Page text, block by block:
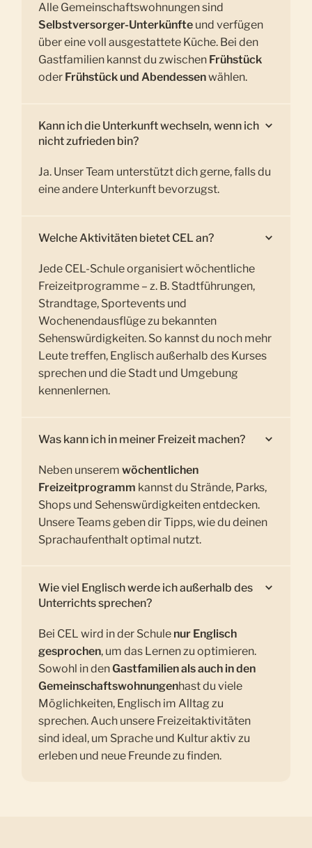
Alle Gemeinschaftswohnungen sind
Selbstversorger-Unterkünfte und verfügen
über eine voll ausgestattete Küche. Bei den
Gastfamilien kannst du zwischen Frühstück
oder Frühstück und Abendessenwählen.
Kann ich die Unterkunft wechseln, wenn ich
nicht zufrieden bin?
Ja. Unser Team unterstützt dich gerne, falls du
eine andere Unterkunft bevorzugst.
Welche Aktivitäten bietet CEL an?
Jede CEL-Schule organisiert wöchentliche
Freizeitprogramme – z. B. Stadtführungen,
Strandtage, Sportevents und
Wochenendausflüge zu bekannten
Sehenswürdigkeiten. So kannst du noch mehr
Leute treffen, Englisch außerhalb des Kurses
sprechen und die Stadt und Umgebung
kennenlernen.
Was kann ich in meiner Freizeit machen?
Neben unseremwöchentlichen
Freizeitprogramm kannst du Strände, Parks,
Shops und Sehenswürdigkeiten entdecken.
Unsere Teams geben dir Tipps, wie du deinen
Sprachaufenthalt optimal nutzt.
Wie viel Englisch werde ich außerhalb des
Unterrichts sprechen?
Bei CEL wird in der Schule nur Englisch
gesprochen, um das Lernen zu optimieren.
Sowohl in denGastfamilien als auch in den
Gemeinschaftswohnungenhast du viele
Möglichkeiten, Englisch im Alltag zu
sprechen. Auch unsere Freizeitaktivitäten
sind ideal, um Sprache und Kultur aktiv zu
erleben und neue Freunde zu finden.